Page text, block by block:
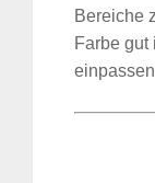
Bereiche
Farbe gut